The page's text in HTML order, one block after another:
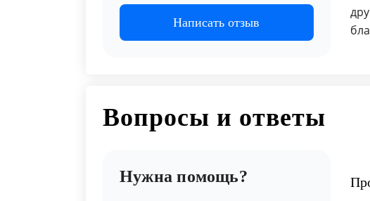
Написать отзыв
Вопросы и ответы
Нужна помощь?